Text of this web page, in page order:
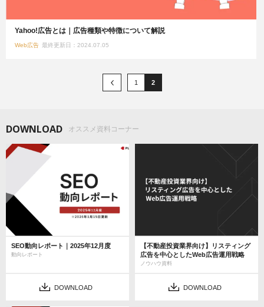
Yahoo!広告とは｜広告種類や特徴について解説
Web広告 最終更新日：2024.07.05
1 2
DOWNLOAD オススメ資料コーナー
SEO動向レポート｜2025年12月度
動向レポート
DOWNLOAD
【不動産投資業界向け】リスティング
広告を中心としたWeb広告運用戦略
ノウハウ資料
DOWNLOAD